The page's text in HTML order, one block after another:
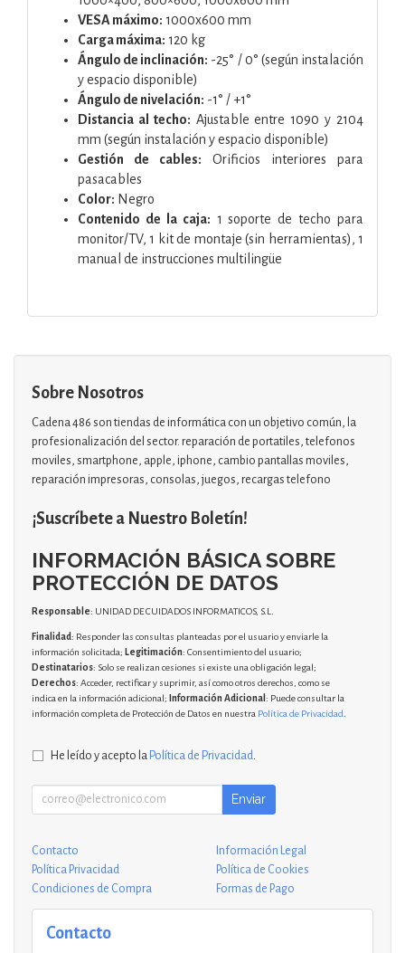
VESA máximo: 1000x600 mm
Carga máxima: 120 kg
Ángulo de inclinación: -25° / 0° (según instalación
y espacio disponible)
Ángulo de nivelación: -1° / +1°
Distancia al techo: Ajustable entre 1090 y 2104
mm (según instalación y espacio disponible)
Gestión de cables: Orificios interiores para
pasacables
Color: Negro
Contenido de la caja: 1 soporte de techo para
monitor/TV, 1 kit de montaje (sin herramientas), 1
manual de instrucciones multilingüe
Sobre Nosotros
Cadena 486 son tiendas de informática con un objetivo común, la
profesionalización del sector. reparación de portatiles, telefonos
moviles, smartphone, apple, iphone, cambio pantallas moviles,
reparación impresoras, consolas, juegos, recargas telefono
¡Suscríbete a Nuestro Boletín!
INFORMACIÓN BÁSICA SOBRE
PROTECCIÓN DE DATOS
Responsable: UNIDAD DE CUIDADOS INFORMATICOS, S.L.
Finalidad: Responder las consultas planteadas por el usuario y enviarle la
información solicitada; Legitimación: Consentimiento del usuario;
Destinatarios: Solo se realizan cesiones si existe una obligación legal;
Derechos: Acceder, rectificar y suprimir, así como otros derechos, como se
indica en la información adicional; Información Adicional : Puede consultar la
información completa de Protección de Datos en nuestra Política de Privacidad
He leído y acepto la Política de Privacidad
Enviar
Contacto
Información Legal
Política Privacidad
Política de Cookies
Condiciones de Compra
Formas de Pago
Contacto